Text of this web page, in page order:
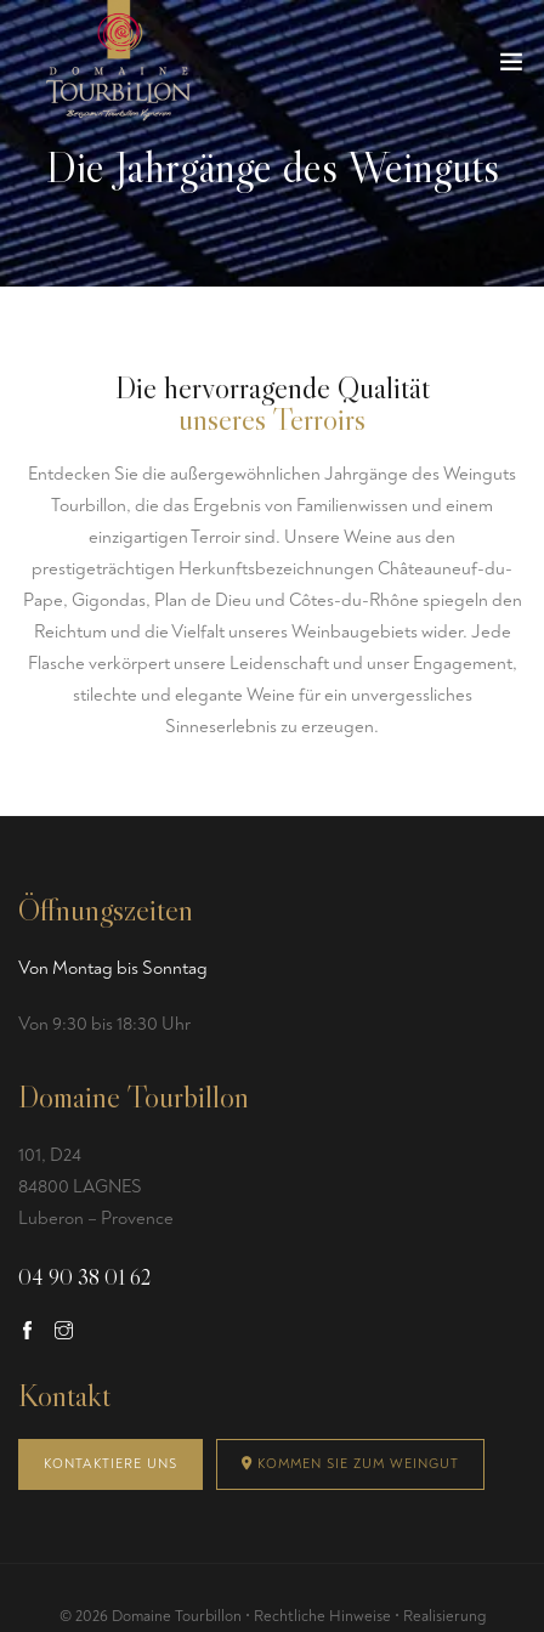
Die Jahrgänge des Weinguts
Die hervorragende Qualität
unseres Terroirs
Entdecken Sie die außergewöhnlichen Jahrgänge des Weinguts
Tourbillon, die das Ergebnis von Familienwissen und einem
einzigartigen Terroir sind. Unsere Weine aus den
prestigeträchtigen Herkunftsbezeichnungen Châteauneuf-du-
Pape, Gigondas, Plan de Dieu und Côtes-du-Rhône spiegeln den
Reichtum und die Vielfalt unseres Weinbaugebiets wider. Jede
Flasche verkörpert unsere Leidenschaft und unser Engagement,
stilechte und elegante Weine für ein unvergessliches
Sinneserlebnis zu erzeugen.
Öffnungszeiten
Von Montag bis Sonntag
Von 9:30 bis 18:30 Uhr
Domaine Tourbillon
101, D24
84800 LAGNES
Luberon – Provence
04 90 38 01 62
Kontakt
KONTAKTIERE UNS KOMMEN SIE ZUM WEINGUT
© 2026 Domaine Tourbillon • Rechtliche Hinweise • Realisierung